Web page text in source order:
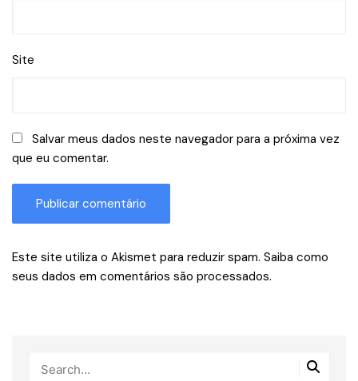
Site
Salvar meus dados neste navegador para a próxima vez
que eu comentar.
Este site utiliza o Akismet para reduzir spam. Saiba como
seus dados em comentários são processados.